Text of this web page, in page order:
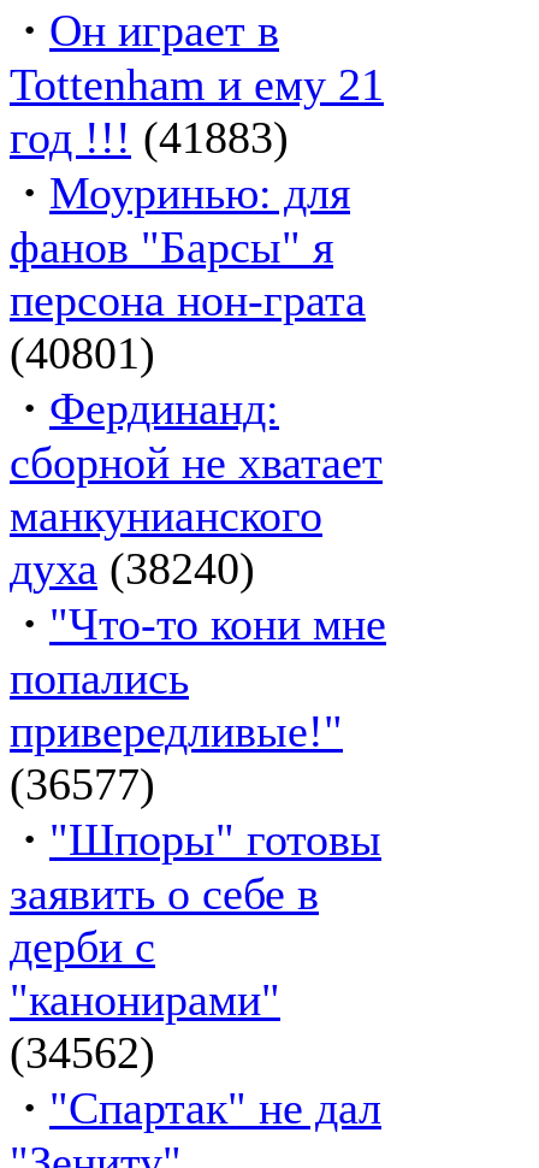
· Он играет в
Tottenham и ему 21
год !!! (41883)
· Моуринью: для
фанов "Барсы" я
персона нон-грата
(40801)
· Фердинанд:
сборной не хватает
манкунианского
духа (38240)
· "Что-то кони мне
попались
привередливые!"
(36577)
· "Шпоры" готовы
заявить о себе в
дерби с
"канонирами"
(34562)
· "Спартак" не дал